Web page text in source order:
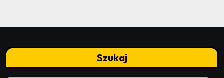
Szukaj